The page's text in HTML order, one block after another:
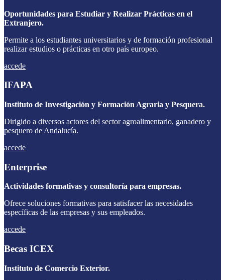
Oportunidades para Estudiar y Realizar Prácticas en el
Extranjero.
Permite a los estudiantes universitarios y de formación profesional
realizar estudios o prácticas en otro país europeo.
accede
IFAPA
Instituto de Investigación y Formación Agraria y Pesquera.
Dirigido a diversos actores del sector agroalimentario, ganadero y
pesquero de Andalucía.
accede
Enterprise
Actividades formativas y consultoría para empresas.
Ofrece soluciones formativas para satisfacer las necesidades
específicas de las empresas y sus empleados.
accede
Becas ICEX
Instituto de Comercio Exterior.